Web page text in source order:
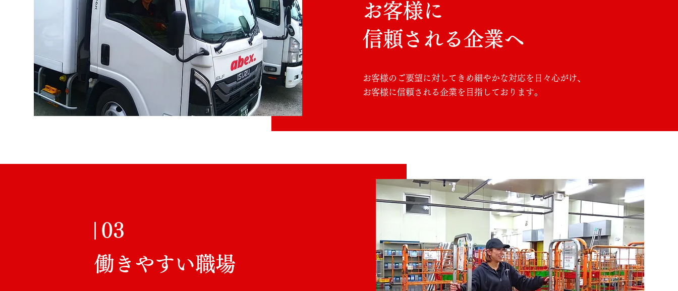
お客様に
​信頼される企業へ
お客様のご要望に対してきめ細やかな対応を日々心がけ、
お客様に信頼される企業を目指しております。
03
働きやすい職場